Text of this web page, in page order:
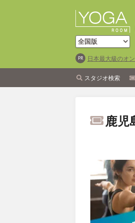
日本最大級のオ
スタジオ検索
鹿児